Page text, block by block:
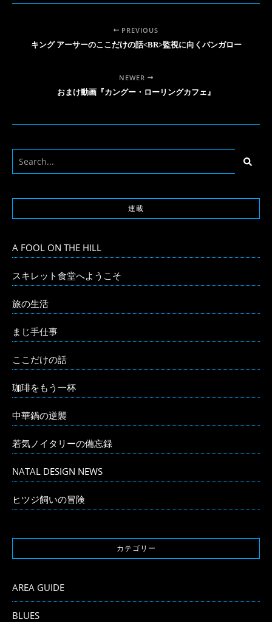
PREVIOUS
キング アーサーのここだけの話<BR>監視に向くバンガロー
NEWER
おまけ動画『カングー・ローリングカフェ』
連載
A FOOL ON THE HILL
スキレット食堂へようこそ
旅の生活
まじ手仕事
ここだけの話
珈琲をもう一杯
中華鍋の逆襲
若気ノイタリーの備忘録
NATAL DESIGN NEWS
ヒツジ飼いの冒険
カテゴリー
AREA GUIDE
BLUES